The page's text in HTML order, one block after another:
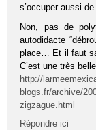
s’occuper aussi
Non, pas de
autodidacte
place… Et il faut
C’est une très
http://
blogs.fr/archive/
zigzague.html
Répondre ici